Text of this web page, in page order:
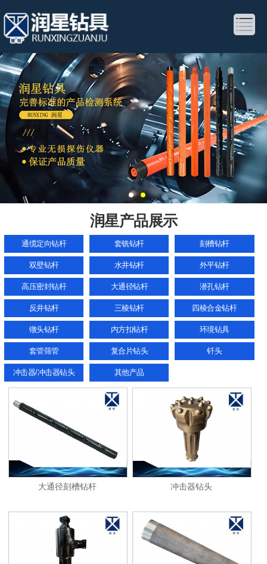
润星产品展示
通缆定向钻杆 套铣钻杆 刻槽钻杆
双壁钻杆 水井钻杆 外平钻杆
高压密封钻杆 大通径钻杆 潜孔钻杆
反井钻杆 三棱钻杆 四棱合金钻杆
镦头钻杆 内方扣钻杆 环境钻具
套管筛管 复合片钻头 钎头
冲击器/冲击器钻头 其他产品
大通径刻槽钻杆 冲击器钻头